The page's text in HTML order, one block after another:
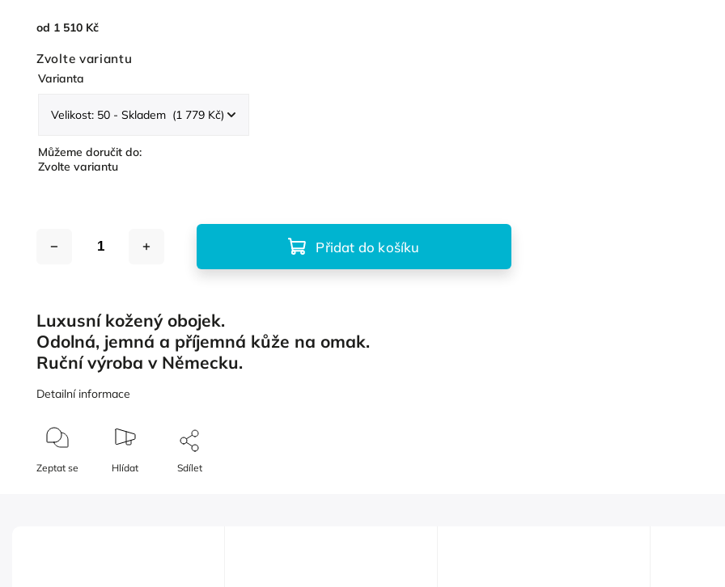
od 1 510 Kč
Zvolte variantu
Varianta
Můžeme doručit do:
Zvolte variantu
Přidat do košíku
Luxusní kožený obojek.
Odolná, jemná a příjemná kůže na omak.
Ruční výroba v Německu.
Detailní informace
Zeptat se Hlídat Sdílet